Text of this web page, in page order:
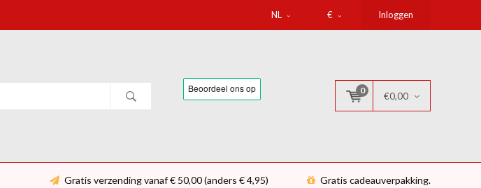
NL € Inloggen
0
€0,00
Gratis verzending vanaf € 50,00 (anders € 4,95) Gratis cadeauverpakking.